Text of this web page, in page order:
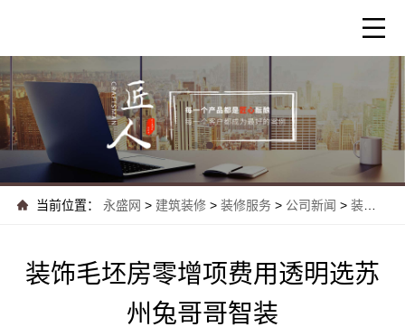
当前位置： 永盛网> 建筑装修 > 装修服务> 公司新闻 > 装饰毛坯房零增项费用透明选苏州兔哥哥智装
装饰毛坯房零增项费用透明选苏
州兔哥哥智装